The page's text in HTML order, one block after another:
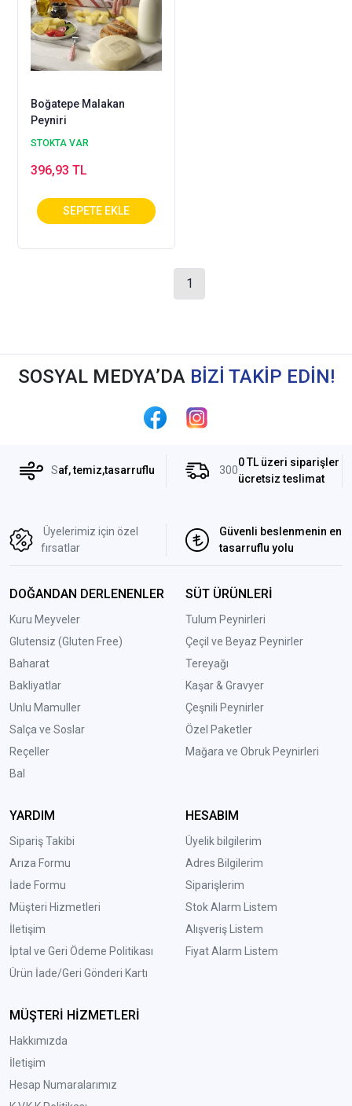
Boğatepe Malakan
Peyniri
STOKTA VAR
396,93 TL
1
SOSYAL MEDYA’DA BİZİ TAKİP EDİN!
Saf, temiz,tasarruflu 300
0 TL üzeri siparişler
ücretsiz teslimat
Üyelerimiz için özel
fırsatlar
Güvenli beslenmenin en
tasarruflu yolu
DOĞANDAN DERLENENLER
Kuru Meyveler
Glutensiz (Gluten Free)
Baharat
Bakliyatlar
Unlu Mamuller
Salça ve Soslar
Reçeller
Bal
SÜT ÜRÜNLERİ
Tulum Peynirleri
Çeçil ve Beyaz Peynirler
Tereyağı
Kaşar & Gravyer
Çeşnili Peynirler
Özel Paketler
Mağara ve Obruk Peynirleri
YARDIM
Sipariş Takibi
Arıza Formu
İade Formu
Müşteri Hizmetleri
İletişim
İptal ve Geri Ödeme Politikası
Ürün İade/Geri Gönderi Kartı
HESABIM
Üyelik bilgilerim
Adres Bilgilerim
Siparişlerim
Stok Alarm Listem
Alışveriş Listem
Fiyat Alarm Listem
MÜŞTERİ HİZMETLERİ
Hakkımızda
İletişim
Hesap Numaralarımız